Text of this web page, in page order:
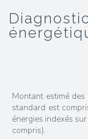
diagnostics de performance
Montant estimé
standard est
énergies indexés
compris).